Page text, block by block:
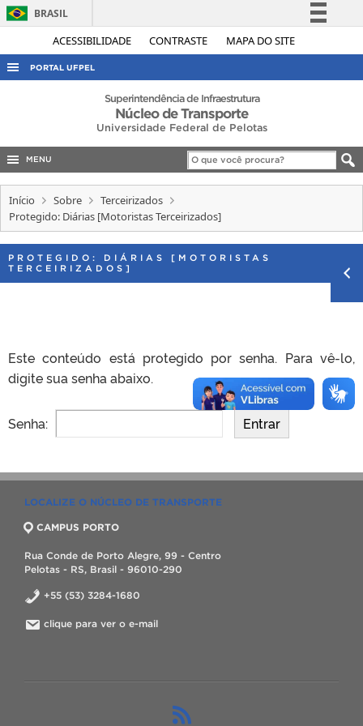
ACESSIBILIDADE CONTRASTE MAPA DO SITE
BRASIL
Simplifique!
Acesso à informação
Canais
PORTAL UFPEL
ACESSO À INFORMAÇÃO
EDITAIS
INTERNACIONAL
OUVIDORIA
Superintendência de Infraestrutura
Núcleo de Transporte
Universidade Federal de Pelotas
MENU
Início Sobre
Terceirizados
Protegido: Diárias [Motoristas Terceirizados]
PROTEGIDO: DIÁRIAS [MOTORISTAS
TERCEIRIZADOS]
Este conteúdo está protegido por senha. Para vê-lo,
digite sua senha abaixo.
Senha:
LOCALIZE O NÚCLEO DE TRANSPORTE
CAMPUS PORTO
Rua Conde de Porto Alegre, 99 - Centro
Pelotas - RS, Brasil - 96010-290
+55 (53) 3284-1680
clique para ver o e-mail